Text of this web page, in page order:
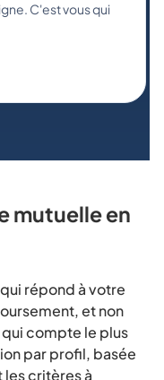
C'est vous qui
mutuelle en
répond à votre
et non
qui compte le plus
par profil, basée
critères à